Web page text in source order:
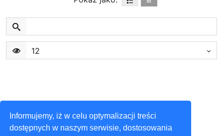
Informujemy, iż w celu optymalizacji treści
dostępnych w naszym serwisie, dostosowania
12